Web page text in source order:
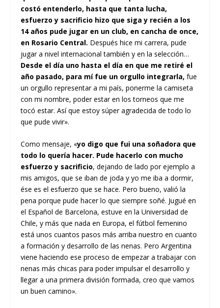
costó entenderlo, hasta que tanta lucha,
esfuerzo y sacrificio hizo que siga y recién a los
14 años pude jugar en un club, en cancha de once,
en Rosario Central. Después hice mi carrera, pude
jugar a nivel internacional también y en la selección…
Desde el día uno hasta el día en que me retiré el
año pasado, para mí fue un orgullo integrarla, fue
un orgullo representar a mi país, ponerme la camiseta
con mi nombre, poder estar en los torneos que me
tocó estar. Así que estoy súper agradecida de todo lo
que pude vivir».
Como mensaje, «yo digo que fui una soñadora que
todo lo quería hacer. Pude hacerlo con mucho
esfuerzo y sacrificio, dejando de lado por ejemplo a
mis amigos, que se iban de joda y yo me iba a dormir,
ése es el esfuerzo que se hace. Pero bueno, valió la
pena porque pude hacer lo que siempre soñé. Jugué en
el Español de Barcelona, estuve en la Universidad de
Chile, y más que nada en Europa, el fútbol femenino
está unos cuantos pasos más arriba nuestro en cuanto
a formación y desarrollo de las nenas. Pero Argentina
viene haciendo ese proceso de empezar a trabajar con
nenas más chicas para poder impulsar el desarrollo y
llegar a una primera división formada, creo que vamos
un buen camino».